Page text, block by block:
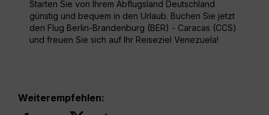
Starten Sie von Ihrem Abflugsland Deutschland
günstig und bequem in den Urlaub. Buchen Sie jetzt
den Flug Berlin-Brandenburg (BER) - Caracas (CCS)
und freuen Sie sich auf Ihr Reiseziel Venezuela!
Weiterempfehlen: